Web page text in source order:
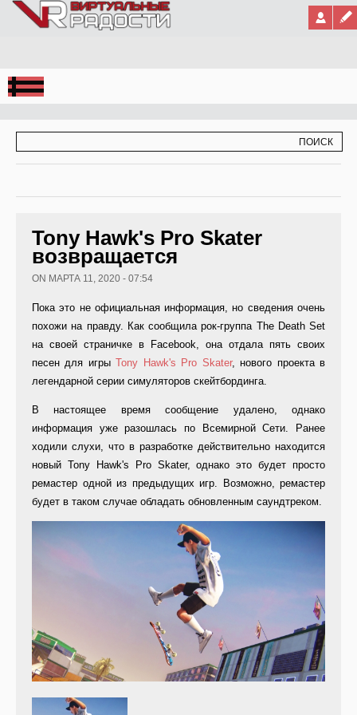
Jump to Navigation
Tony Hawk's Pro Skater
возвращается
ON МАРТА 11, 2020 - 07:54
Пока это не официальная информация, но сведения очень
похожи на правду. Как сообщила рок-группа The Death Set
на своей страничке в Facebook, она отдала пять своих
песен для игрыTony Hawk's Pro Skater, нового проекта в
легендарной серии симуляторов скейтбординга.
В настоящее время сообщение удалено, однако
информация уже разошлась по Всемирной Сети. Ранее
ходили слухи, что в разработке действительно находится
новый Tony Hawk's Pro Skater, однако это будет просто
ремастер одной из предыдущих игр. Возможно, ремастер
будет в таком случае обладать обновленным саундтреком.